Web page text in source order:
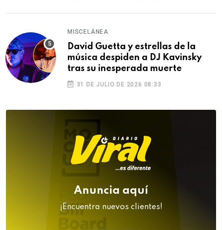
MISCELÁNEA
David Guetta y estrellas de la
música despiden a DJ Kavinsky
tras su inesperada muerte
31 DE JULIO DE 2026 08:33
Anuncia aquí
¡Encuentra nuevos clientes!